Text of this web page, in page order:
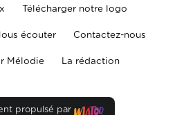
Télécharger notre logo
écouter Contactez-nous
Mélodie La rédaction
propulsé par